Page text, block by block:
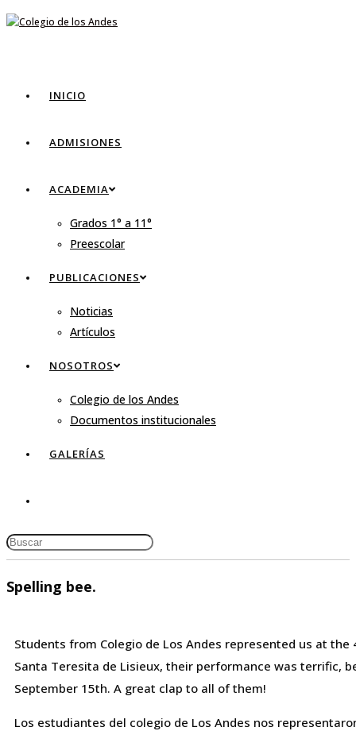
INICIO
ADMISIONES
ACADEMIA
Grados 1° a 11°
Preescolar
PUBLICACIONES
Noticias
Artículos
NOSOTROS
Colegio de los Andes
Documentos institucionales
GALERÍAS
Spelling bee.
Students from Colegio de Los Andes represented us at
Santa Teresita de Lisieux, their performance was terrific,
September 15th. A great clap to all of them!
Los estudiantes del colegio de Los Andes nos